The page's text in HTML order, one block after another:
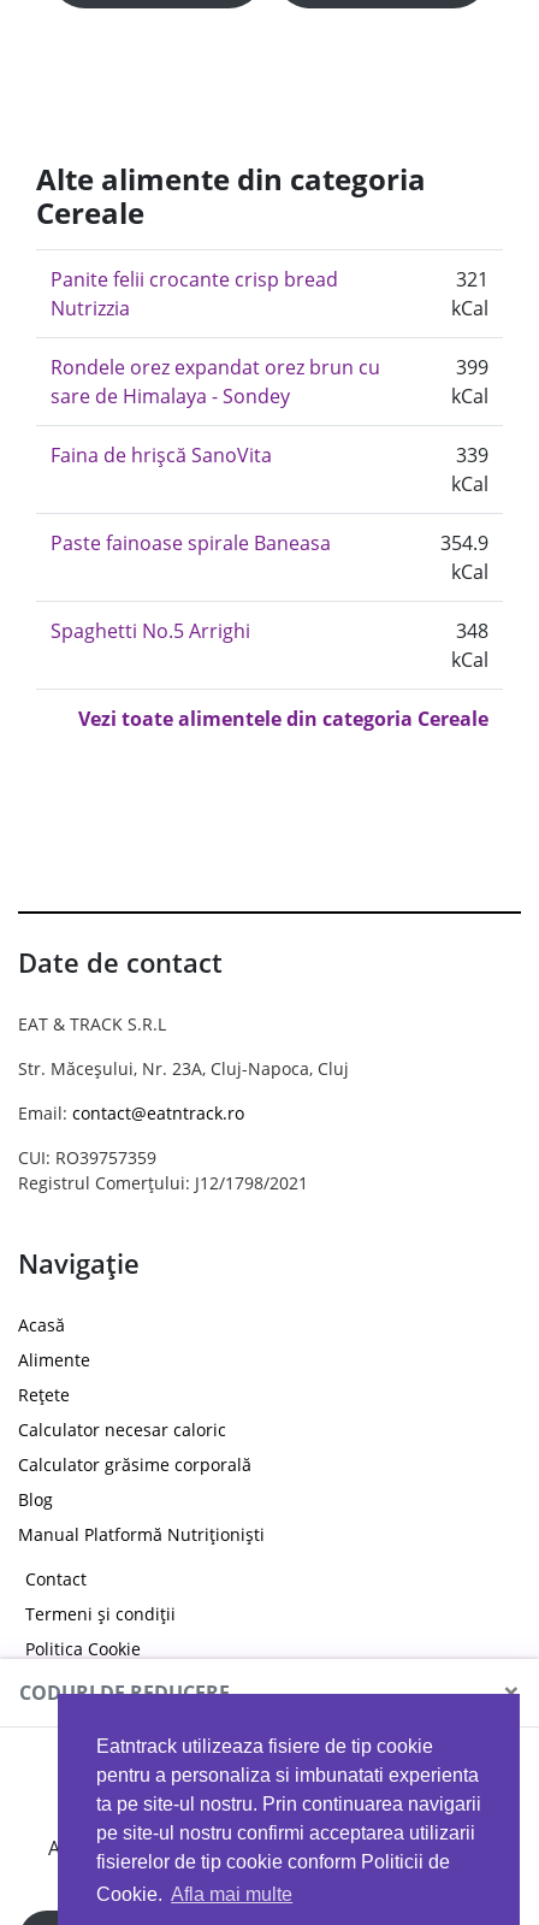
Eatntrack utilizeaza fisiere de tip cookie
pentru a personaliza si imbunatati experienta
ta pe site-ul nostru. Prin continuarea navigarii
pe site-ul nostru confirmi acceptarea utilizarii
fisierelor de tip cookie conform Politicii de
Cookie. Afla mai multe
Alte alimente din categoria
Cereale
Panite felii crocante crisp bread
Nutrizzia
321
kCal
Rondele orez expandat orez brun cu
sare de Himalaya - Sondey
399
kCal
Faina de hrișcă SanoVita
339
kCal
Paste fainoase spirale Baneasa
354.9
kCal
Spaghetti No.5 Arrighi
348
kCal
Vezi toate alimentele din categoria Cereale
Date de contact
EAT & TRACK S.R.L
Str. Măceșului, Nr. 23A, Cluj-Napoca, Cluj
Email: contact@eatntrack.ro
CUI: RO39757359
Registrul Comerțului: J12/1798/2021
Navigație
Acasă
Alimente
Rețete
Calculator necesar caloric
Calculator grăsime corporală
Blog
Manual Platformă Nutriționiști
Contact
Termeni și condiții
Politica Cookie
Politica de confidențialitate
CODURI DE REDUCERE ×
MYPROTEIN
Ai 40%reducere la orice comandă folosind codul
EATTRACK